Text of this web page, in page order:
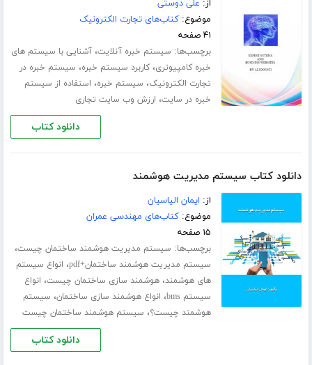
از: علی دوستی
موضوع:کتاب‌های تجارت الکترونیک
۴۱ صفحه
برچسب‌ها: سیستم خبره آنلایت،آشنایی با سیستم های
خبره کامپیوتری،کاربرد سیستم خبره، سیستم خبره در
تجارت الکترونیک، سیستم خبره، استفاده از سیستم
خبره در سایت، ارزش وب سایت تجاری
دانلود کتاب
دانلود کتاب سیستم مدیریت هوشمند
از: ایمان الیاسیان
موضوع:کتاب‌های مهندسی عمران
۱۵ صفحه
برچسب‌ها: سیستم مدیریت هوشمند ساختمان چیست،
سیستم مدیریت هوشمند ساختمان+pdf ، انواع سیستم
های هوشمند،هوشمند سازی ساختمان چیست، انواع
سیستم bms
، انواع هوشمند سازی ساختمان، سیستم
هوشمند چیست؟، سیستم هوشمند ساختمان چیست
دانلود کتاب